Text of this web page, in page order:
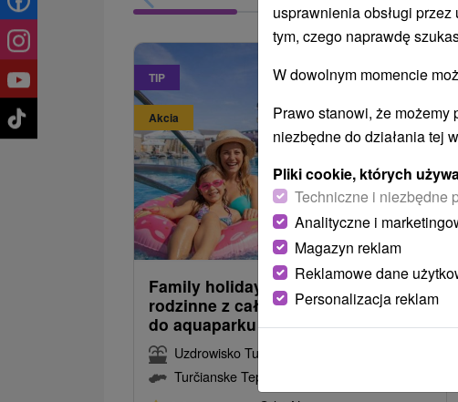
TIP
Akcia
od166,47zł
/noc/osoba
Family holidays Galanda: Wakacje
rodzinne z całodziennym dostępem
do aquaparku
Uzdrowisko Turczańskie Teplice
Turčianske Teplice
usprawnienia obsługi
tym, czego naprawdę
W dowolnym momencie
Prawo stanowi, że
niezbędne do działania tej
Pliki cookie, których
Techniczne i niezbędne
Analityczne i
Magazyn reklam
Reklamowe dane
Personalizacja reklam